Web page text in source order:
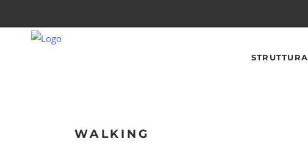
STRUTTURA
WALKING